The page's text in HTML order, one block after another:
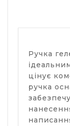
Ручка
цінує
ручка